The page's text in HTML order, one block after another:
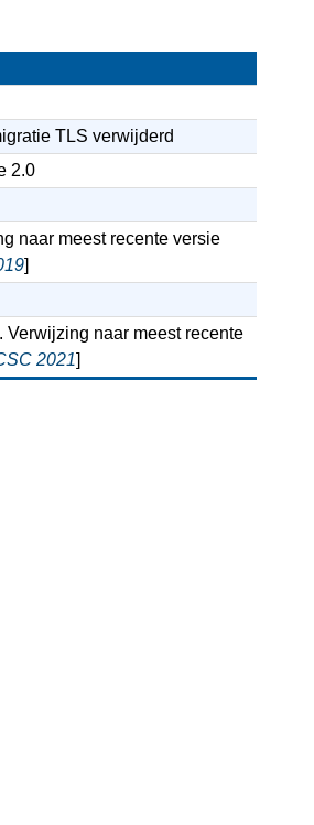
TLS verwijderd
2.0
naar meest recente versie
]
naar meest recente
2021]